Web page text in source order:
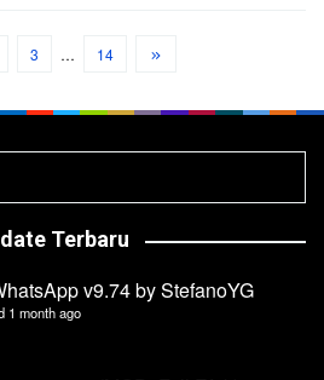
3 … 14
Terbaru
v9.74 by StefanoYG
1 month ago